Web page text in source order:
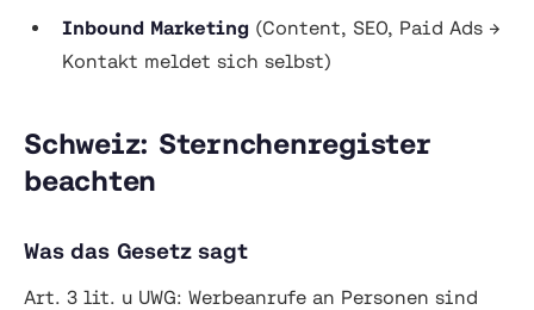
Inbound Marketing (Content, SEO, Paid Ads →
Kontakt meldet sich selbst)
Schweiz: Sternchenregister
beachten
Was das Gesetz sagt
Art. 3 lit. u UWG: Werbeanrufe an Personen sind